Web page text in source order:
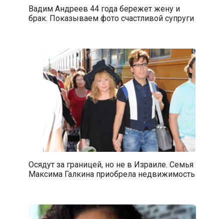
Вадим Андреев 44 года бережет жену и
брак. Показываем фото счастливой супруги
Осядут за границей, но не в Израиле. Семья
Максима Галкина приобрела недвижимость